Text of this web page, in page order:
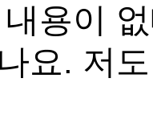
용이
요. 저